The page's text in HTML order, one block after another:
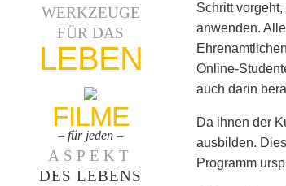
WERKZEUGE
FÜR DAS
LEBEN
FILME
– für jeden –
ASPEKT
DES LEBENS
Schritt
anwenden.
Online-
auch darin
Da ihnen der
ausbilden.
Programm